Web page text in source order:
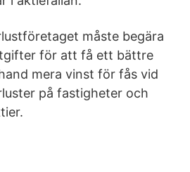
måste begära
för att få ett bättre
mera vinst för fås vid
på fastigheter och